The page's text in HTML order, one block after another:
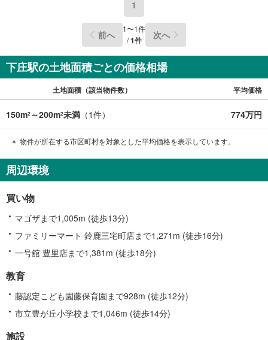
1
前へ 1〜1件
/1件 次へ
下庄駅の土地面積ごとの価格相場
土地面積（該当物件数） 平均価格
150m2 ～200m2未満 （1件） 774万円
物件が所在する市区町村を対象とした平均価格を表示しています。
周辺環境
買い物
マゴザまで1,005m (徒歩13分)
ファミリーマート 鈴鹿三宅町店まで1,271m (徒歩16分)
一号舘 豊里店まで1,381m (徒歩18分)
教育
藤認定こども園藤保育園まで928m (徒歩12分)
市立豊が丘小学校まで1,046m (徒歩14分)
施設